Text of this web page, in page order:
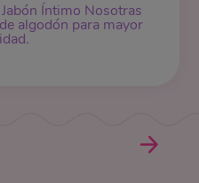
Íntimo Nosotras
algodón para mayor